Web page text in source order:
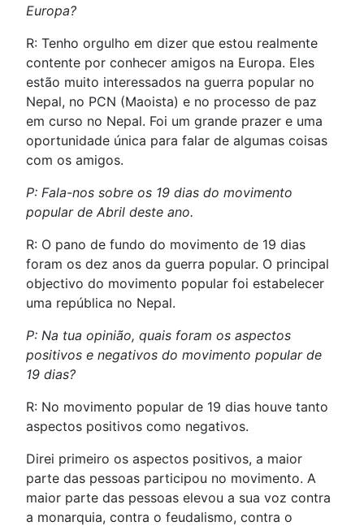
Europa?
R: Tenho orgulho em dizer que estou realmente
contente por conhecer amigos na Europa. Eles
estão muito interessados na guerra popular no
Nepal, no PCN (Maoista) e no processo de paz
em curso no Nepal. Foi um grande prazer e uma
oportunidade única para falar de algumas coisas
com os amigos.
P: Fala-nos sobre os 19 dias do movimento
popular de Abril deste ano.
R: O pano de fundo do movimento de 19 dias
foram os dez anos da guerra popular. O principal
objectivo do movimento popular foi estabelecer
uma república no Nepal.
P: Na tua opinião, quais foram os aspectos
positivos e negativos do movimento popular de
19 dias?
R: No movimento popular de 19 dias houve tanto
aspectos positivos como negativos.
Direi primeiro os aspectos positivos, a maior
parte das pessoas participou no movimento. A
maior parte das pessoas elevou a sua voz contra
a monarquia, contra o feudalismo, contra o